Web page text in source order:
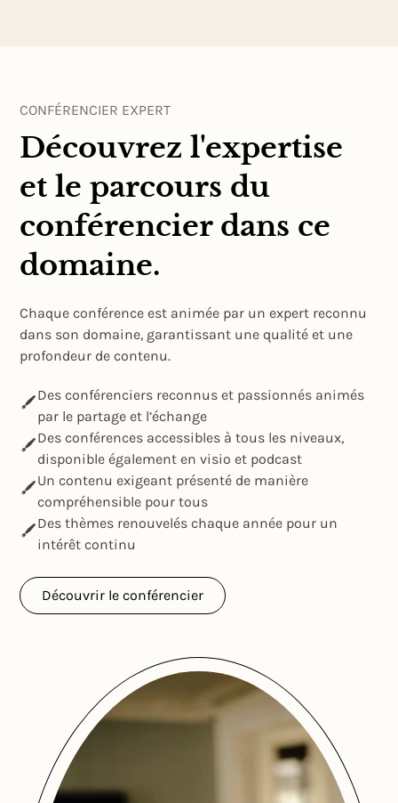
CONFÉRENCIER EXPERT
Découvrez l'expertise
et le parcours du
conférencier dans ce
domaine.
Chaque conférence est animée par un expert reconnu
dans son domaine, garantissant une qualité et une
profondeur de contenu.
Des conférenciers reconnus et passionnés animés
par le partage et l’échange
Des conférences accessibles à tous les niveaux,
disponible également en visio et podcast
Un contenu exigeant présenté de manière
compréhensible pour tous
Des thèmes renouvelés chaque année pour un
intérêt continu
Découvrir le conférencier